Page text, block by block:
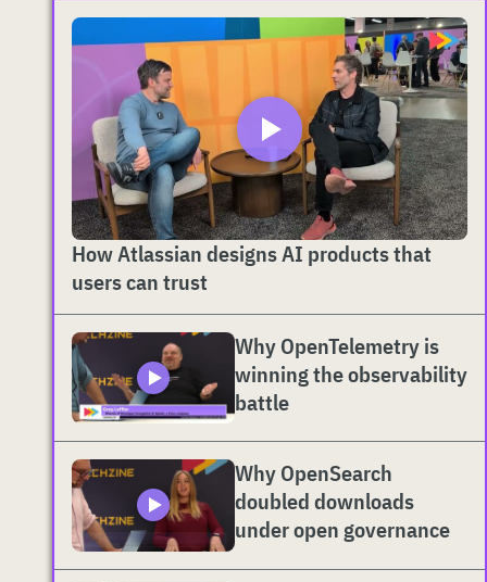
How Atlassian designs AI products that
users can trust
Why OpenTelemetry is
winning the observability
battle
Why OpenSearch
doubled downloads
under open governance